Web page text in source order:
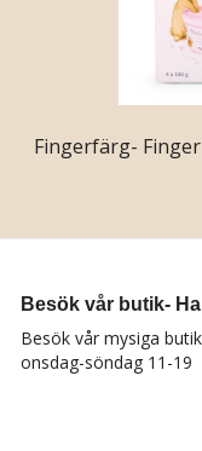
Fingerfärg-
Besök vår butik-
Besök vår mysiga
onsdag-söndag 11-19